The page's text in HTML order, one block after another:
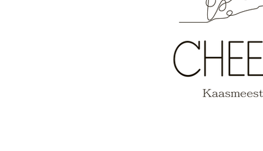
GESCHOTEN...recht op onze